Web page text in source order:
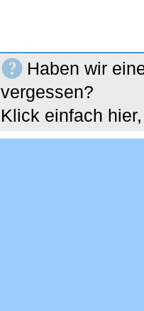
Haben wir
vergessen?
Klick einfach